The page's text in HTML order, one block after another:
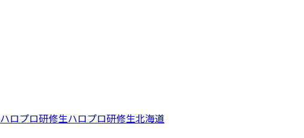
ハロプロ研修生ハロプロ研修生北海道